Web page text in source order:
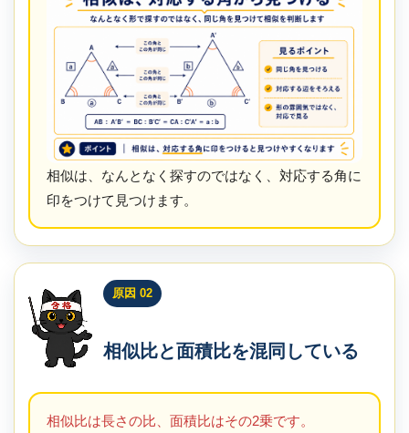
相似は、なんとなく探すのではなく、対応する角に
印をつけて見つけます。
原因 02
相似比と面積比を混同している
相似比は長さの比、面積比はその2乗です。